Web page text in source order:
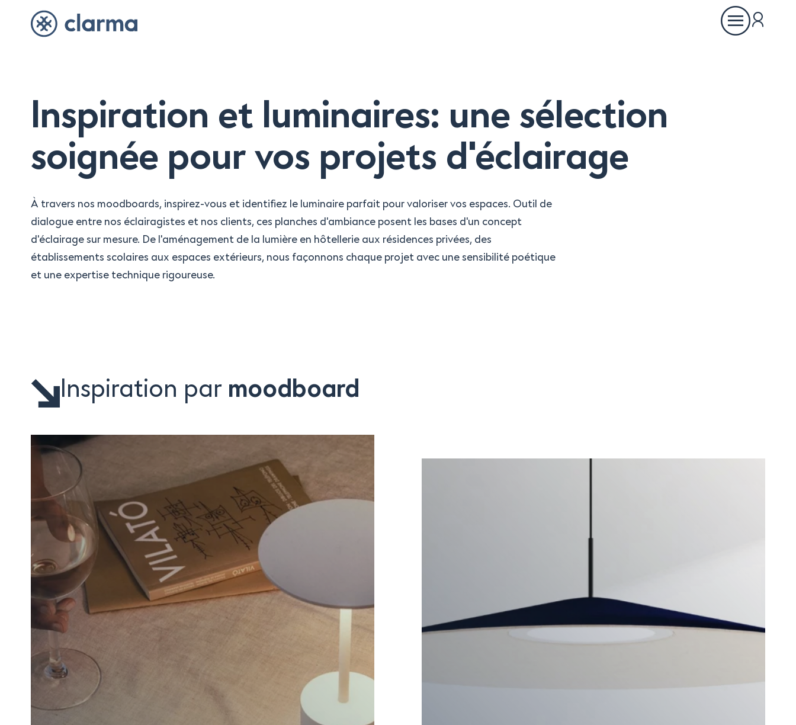
Ouvrir
le
À propos
Inspirations
Références
Showrooms
SIÈGE PRINCIPAL
CH – 1032 Romanel-sur-Lausanne
LOGISTIQUE
CH-1123 Aclens
Inspiration et luminaires: une sélection
soignée pour vos projets d'éclairage
À travers nos moodboards, inspirez-vous et identifiez le luminaire parfait pour valoriser vos espaces. Outil de
dialogue entre nos éclairagistes et nos clients, ces planches d'ambiance posent les bases d'un concept
d'éclairage sur mesure. De l'aménagement de la lumière en hôtellerie aux résidences privées, des
établissements scolaires aux espaces extérieurs, nous façonnons chaque projet avec une sensibilité poétique
et une expertise technique rigoureuse.
Inspiration par moodboard